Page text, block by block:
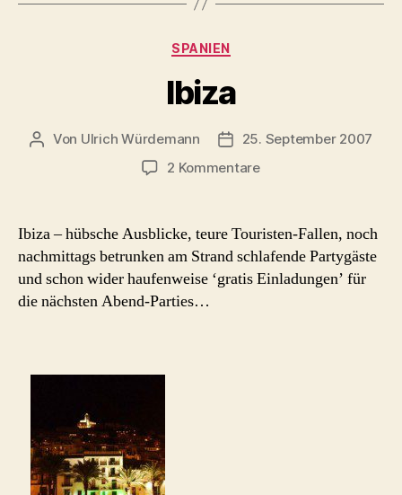
Kategorien
SPANIEN
Ibiza
Beitragsautor
Von Ulrich Würdemann Beitragsdatum
25. September 2007
2 Kommentarezu
Ibiza – hübsche Ausblicke, teure Touristen-Fallen, noch
nachmittags betrunken am Strand schlafende Partygäste
und schon wider haufenweise ‘gratis Einladungen’ für
die nächsten Abend-Parties…